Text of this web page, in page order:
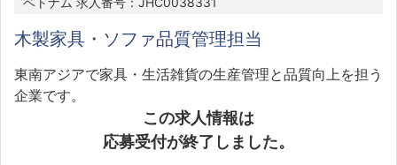
木製家具・ソファ品質管理担当
東南アジアで家具・生活雑貨の生産管理と品質向上を担う
企業です。
この求人情報は
応募受付が終了しました。